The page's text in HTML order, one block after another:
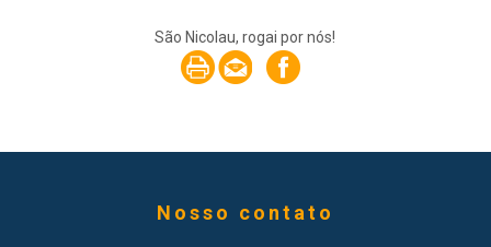
São Nicolau, rogai por nós!
Nosso contato